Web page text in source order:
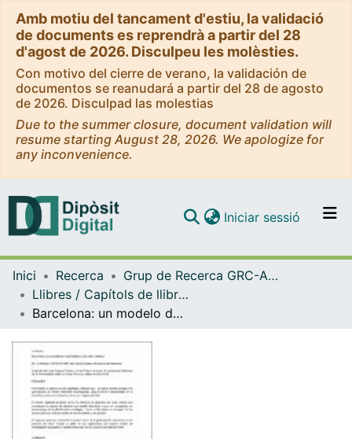
Amb motiu del tancament d'estiu, la validació
de documents es reprendrà a partir del 28
d'agost de 2026. Disculpeu les molèsties.
Con motivo del cierre de verano, la validación de
documentos se reanudará a partir del 28 de agosto
de 2026. Disculpad las molestias
Due to the summer closure, document validation will
resume starting August 28, 2026. We apologize for
any inconvenience.
Navega per tot el DD
Com publicar
Iniciar sessió (current)
Inici Recerca
Grup de Recerca GRC-Art, Ciutat, Societat
Llibres / Capítols de llibre (Grup de Recerca GRC-Art, Ciutat, Societat)
Barcelona: un modelo de Arte Público y Diseño Urbano